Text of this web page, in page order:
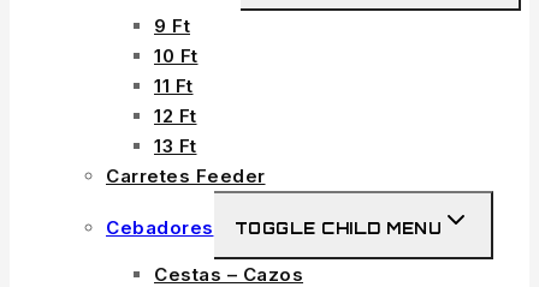
9 Ft
10 Ft
11 Ft
12 Ft
13 Ft
Carretes Feeder
Cebadores TOGGLE CHILD MENU
Cestas – Cazos